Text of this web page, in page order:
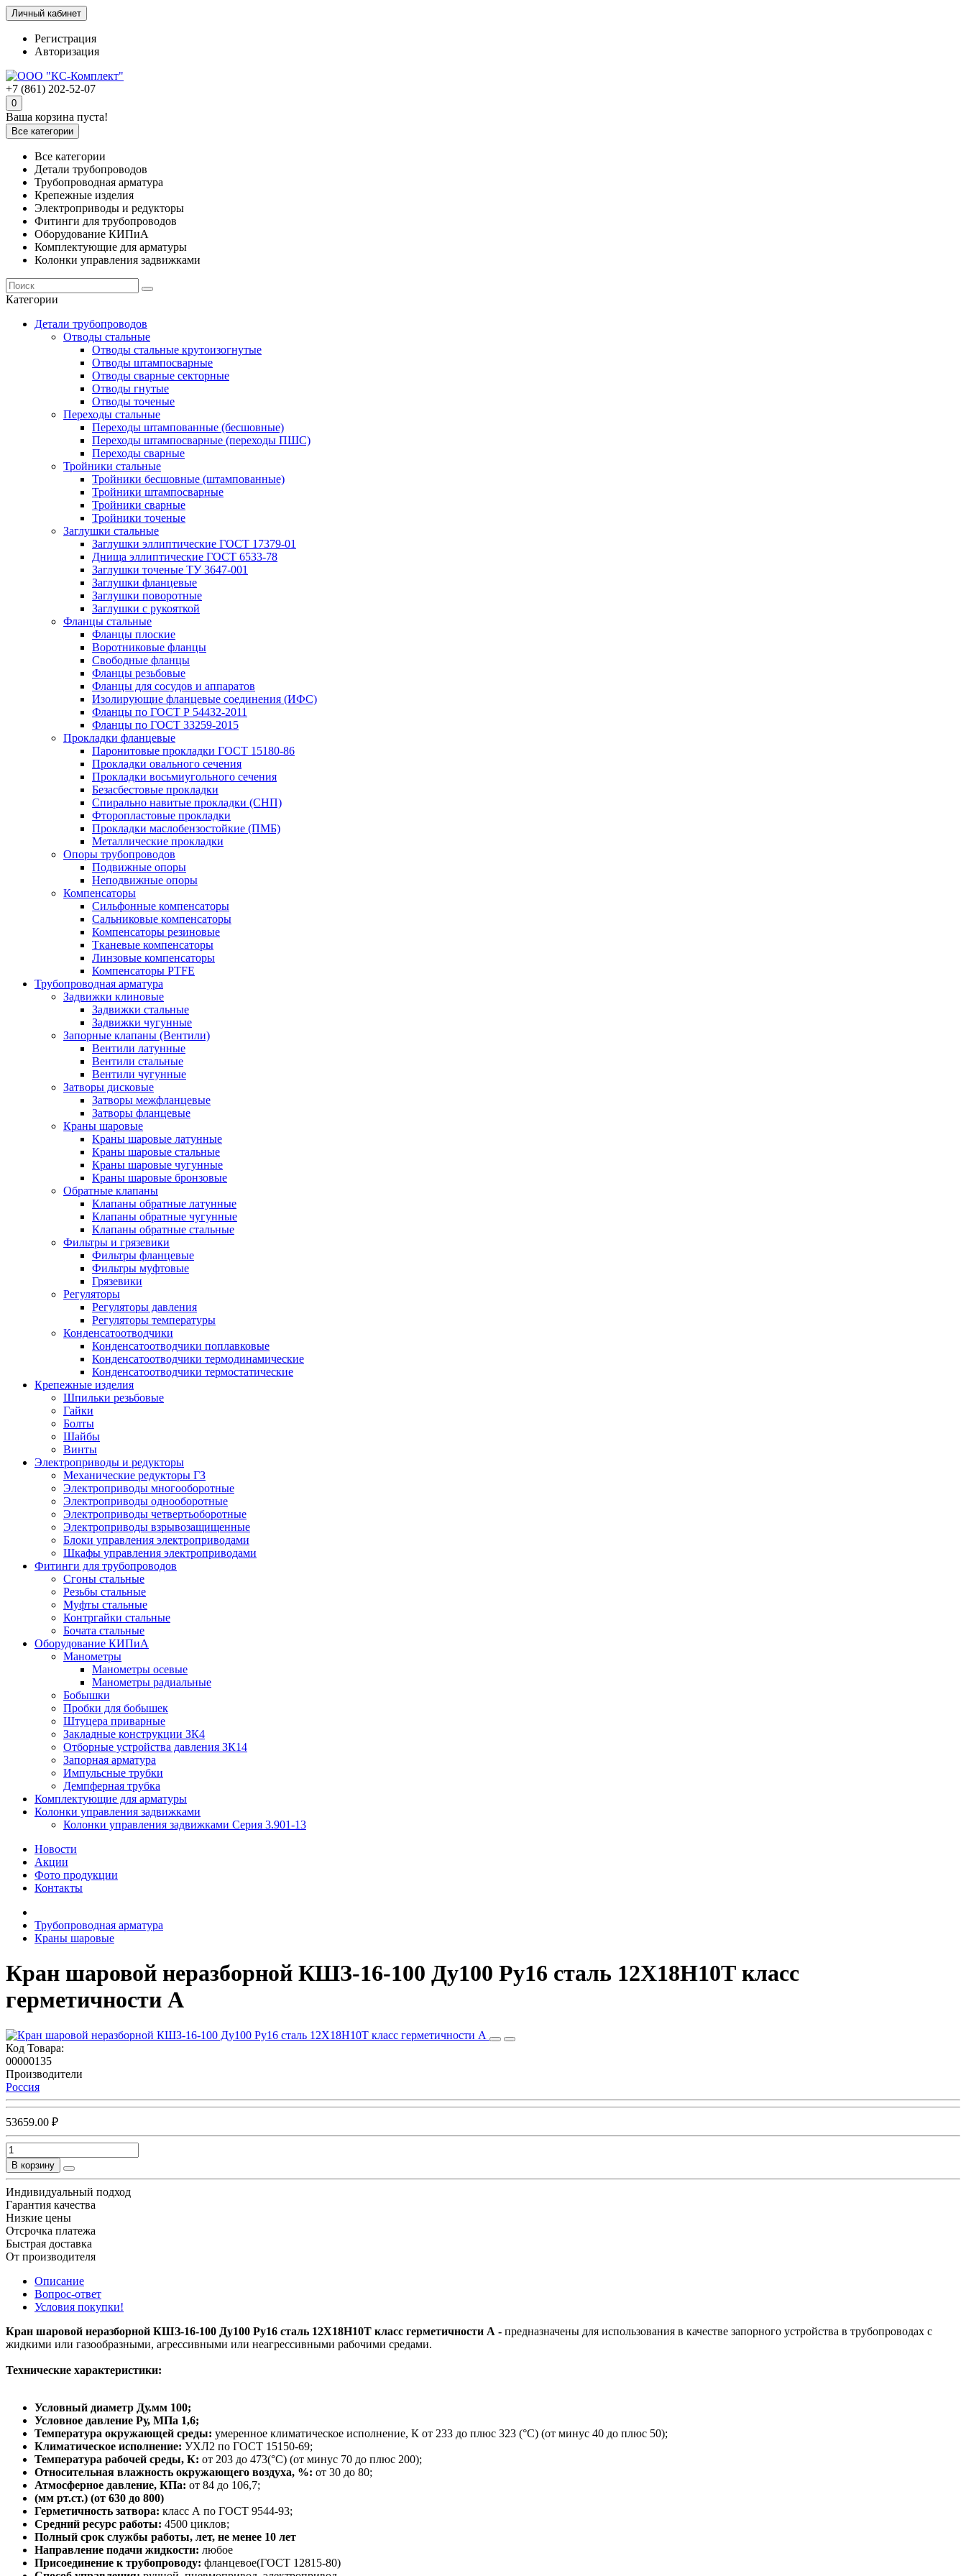
Личный кабинет
Регистрация
Авторизация
+7 (861) 202-52-07
0
Ваша корзина пуста!
Все категории
Все категории
Детали трубопроводов
Трубопроводная арматура
Крепежные изделия
Электроприводы и редукторы
Фитинги для трубопроводов
Оборудование КИПиА
Комплектующие для арматуры
Колонки управления задвижками
Категории
Детали трубопроводов
Отводы стальные
Отводы стальные крутоизогнутые
Отводы штампосварные
Отводы сварные секторные
Отводы гнутые
Отводы точеные
Переходы стальные
Переходы штампованные (бесшовные)
Переходы штампосварные (переходы ПШС)
Переходы сварные
Тройники стальные
Тройники бесшовные (штампованные)
Тройники штампосварные
Тройники сварные
Тройники точеные
Заглушки стальные
Заглушки эллиптические ГОСТ 17379-01
Днища эллиптические ГОСТ 6533-78
Заглушки точеные ТУ 3647-001
Заглушки фланцевые
Заглушки поворотные
Заглушки с рукояткой
Фланцы стальные
Фланцы плоские
Воротниковые фланцы
Свободные фланцы
Фланцы резьбовые
Фланцы для сосудов и аппаратов
Изолирующие фланцевые соединения (ИФС)
Фланцы по ГОСТ Р 54432-2011
Фланцы по ГОСТ 33259-2015
Прокладки фланцевые
Паронитовые прокладки ГОСТ 15180-86
Прокладки овального сечения
Прокладки восьмиугольного сечения
Безасбестовые прокладки
Спирально навитые прокладки (СНП)
Фторопластовые прокладки
Прокладки маслобензостойкие (ПМБ)
Металлические прокладки
Опоры трубопроводов
Подвижные опоры
Неподвижные опоры
Компенсаторы
Сильфонные компенсаторы
Сальниковые компенсаторы
Компенсаторы резиновые
Тканевые компенсаторы
Линзовые компенсаторы
Компенсаторы PTFE
Трубопроводная арматура
Задвижки клиновые
Задвижки стальные
Задвижки чугунные
Запорные клапаны (Вентили)
Вентили латунные
Вентили стальные
Вентили чугунные
Затворы дисковые
Затворы межфланцевые
Затворы фланцевые
Краны шаровые
Краны шаровые латунные
Краны шаровые стальные
Краны шаровые чугунные
Краны шаровые бронзовые
Обратные клапаны
Клапаны обратные латунные
Клапаны обратные чугунные
Клапаны обратные стальные
Фильтры и грязевики
Фильтры фланцевые
Фильтры муфтовые
Грязевики
Регуляторы
Регуляторы давления
Регуляторы температуры
Конденсатоотводчики
Конденсатоотводчики поплавковые
Конденсатоотводчики термодинамические
Конденсатоотводчики термостатические
Крепежные изделия
Шпильки резьбовые
Гайки
Болты
Шайбы
Винты
Электроприводы и редукторы
Механические редукторы ГЗ
Электроприводы многооборотные
Электроприводы однооборотные
Электроприводы четвертьоборотные
Электроприводы взрывозащищенные
Блоки управления электроприводами
Шкафы управления электроприводами
Фитинги для трубопроводов
Сгоны стальные
Резьбы стальные
Муфты стальные
Контргайки стальные
Бочата стальные
Оборудование КИПиА
Манометры
Манометры осевые
Манометры радиальные
Бобышки
Пробки для бобышек
Штуцера приварные
Закладные конструкции ЗК4
Отборные устройства давления ЗК14
Запорная арматура
Импульсные трубки
Демпферная трубка
Комплектующие для арматуры
Колонки управления задвижками
Колонки управления задвижками Серия 3.901-13
Новости
Акции
Фото продукции
Контакты
Трубопроводная арматура
Краны шаровые
Кран шаровой неразборной КШЗ-16-100 Ду100 Ру16 сталь 12Х18Н10Т класс
герметичности А
Код Товара:
00000135
Производители
Россия
53659.00 ₽
В корзину
Индивидуальный подход
Гарантия качества
Низкие цены
Отсрочка платежа
Быстрая доставка
От производителя
Описание
Вопрос-ответ
Условия покупки!
Кран шаровой неразборной КШЗ-16-100 Ду100 Ру16 сталь 12Х18Н10Т класс герметичности А - предназначены для использования в качестве запорного устройства в трубопроводах с
жидкими или газообразными, агрессивными или неагрессивными рабочими средами.
Технические характеристики:
Условный диаметр Ду.мм 100;
Условное давление Ру, МПа 1,6;
Температура окружающей среды: умеренное климатическое исполнение, К от 233 до плюс 323 (°С) (от минус 40 до плюс 50);
Климатическое исполнение: УХЛ2 по ГОСТ 15150-69;
Температура рабочей среды, К: от 203 до 473(°С) (от минус 70 до плюс 200);
Относительная влажность окружающего воздуха, %: от 30 до 80;
Атмосферное давление, КПа: от 84 до 106,7;
(мм рт.ст.) (от 630 до 800)
Герметичность затвора: класс А по ГОСТ 9544-93;
Средний ресурс работы: 4500 циклов;
Полный срок службы работы, лет, не менее 10 лет
Направление подачи жидкости: любое
Присоединение к трубопроводу: фланцевое(ГОСТ 12815-80)